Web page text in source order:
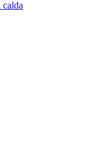
calda